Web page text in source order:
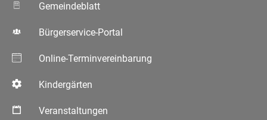
Gemeindeblatt
Bürgerservice-Portal
Online-Terminvereinbarung
Kindergärten
Veranstaltungen